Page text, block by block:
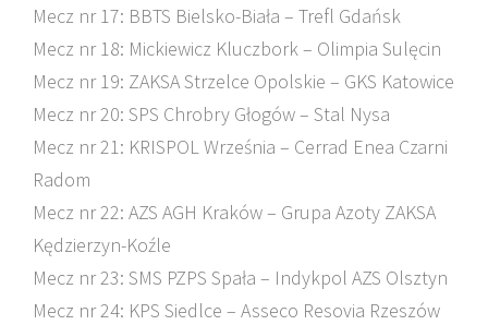
Mecz nr 17: BBTS Bielsko-Biała – Trefl Gdańsk
Mecz nr 18: Mickiewicz Kluczbork – Olimpia Sulęcin
Mecz nr 19: ZAKSA Strzelce Opolskie – GKS Katowice
Mecz nr 20: SPS Chrobry Głogów – Stal Nysa
Mecz nr 21: KRISPOL Września – Cerrad Enea Czarni
Radom
Mecz nr 22: AZS AGH Kraków – Grupa Azoty ZAKSA
Kędzierzyn-Koźle
Mecz nr 23: SMS PZPS Spała – Indykpol AZS Olsztyn
Mecz nr 24: KPS Siedlce – Asseco Resovia Rzeszów